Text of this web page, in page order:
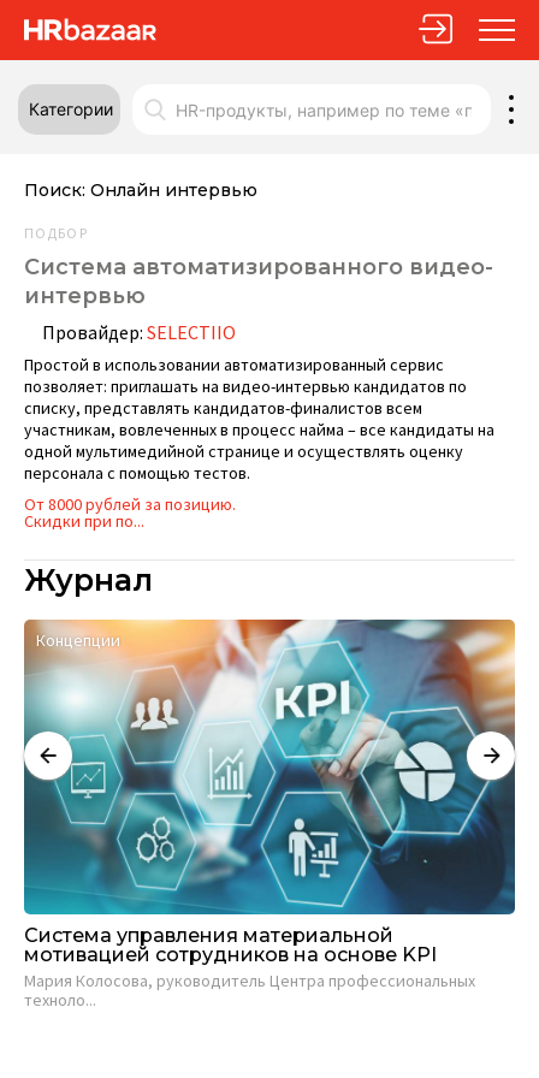
Категории
Поиск: Онлайн интервью
ПОДБОР
Система автоматизированного видео-
интервью
Провайдер: SELECTIIO
Простой в использовании автоматизированный сервис
позволяет: приглашать на видео-интервью кандидатов по
списку, представлять кандидатов-финалистов всем
участникам, вовлеченных в процесс найма – все кандидаты на
одной мультимедийной странице и осуществлять оценку
персонала с помощью тестов.
От 8000 рублей за позицию.
Скидки при по...
Журнал
Концепции
Система управления материальной
мотивацией сотрудников на основе KPI
Мария Колосова, руководитель Центра профессиональных
техноло...